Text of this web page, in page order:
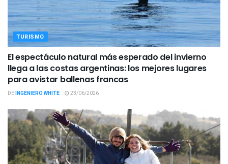
TURISMO
El espectáculo natural más esperado del invierno
llega a las costas argentinas: los mejores lugares
para avistar ballenas francas
DEINGENIERO WHITE 23/06/2026